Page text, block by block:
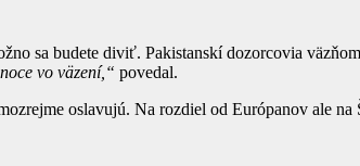
sa budete diviť. Pakistanskí dozorcovia
vo väzení,“ povedal.
oslavujú. Na rozdiel od Európanov ale